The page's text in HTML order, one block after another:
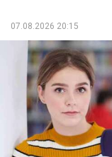
07.08.2026 20:15